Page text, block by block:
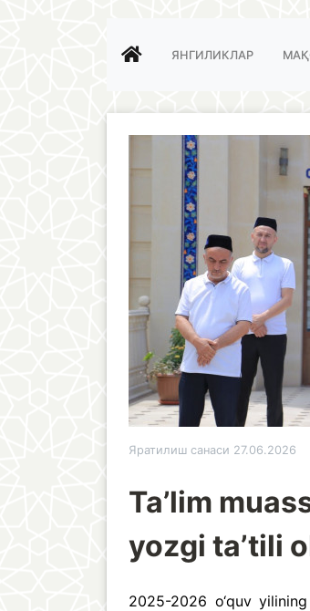
ЯНГИЛИКЛАР
Яратилиш санаси 27.06.2026
Ta’lim
yozgi ta’tili
2025-2026 o‘quv